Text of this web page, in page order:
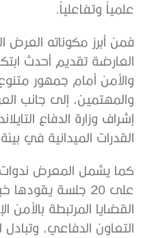
علمياً وتفاعلياً.
فمن أبرز مكوناته العرض
العارضة تقديم أحدث
والأمن أمام جمهور
والمهتمين، إلى جانب
إشراف وزارة الدفاع
القدرات الميدانية في
كما يشمل المعرض ندوات
على 20 جلسة
القضايا المرتبطة
التعاون الدفاعي، وتبادل